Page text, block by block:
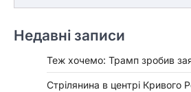
Недавні записи
Теж хочемо: Трамп зробив
Стрілянина в центрі Кривого